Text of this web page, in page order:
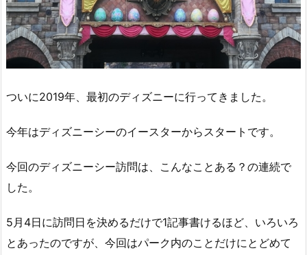
ついに2019年、最初のディズニーに行ってきました。
今年はディズニーシーのイースターからスタートです。
今回のディズニーシー訪問は、こんなことある？の連続で
した。
5月4日に訪問日を決めるだけで1記事書けるほど、いろいろ
とあったのですが、今回はパーク内のことだけにとどめて